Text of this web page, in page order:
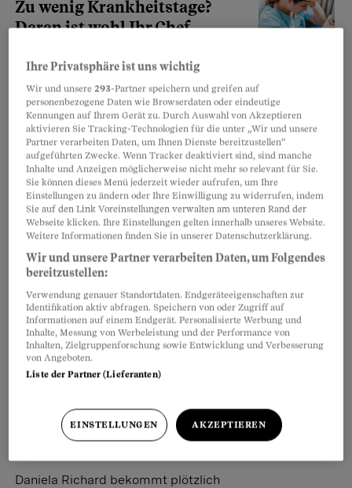
Zu wenig Krankheits­tage?
Daran ist wohl Ihr Chef
Wer krank ist, sollte zu Hause bleiben
und sich auskurieren. Eine neue Studie zeigt nun:
Schlechte Führungskultur verhindert das.
Daniel Faulhaber
Beobachter löst den Fall
Chef darf Lohn nicht einfach
so einbehalten
Wegen eines verlorenen Schlüssels hält
die Chefin einer Leserin ihren Lohn ein.
Dank der Hilfe des Beobachters wird er doch
ausgezahlt.
Katharina Siegrist
Der Lohn bleibt aus – für die
Angestellte beginnt ein
Daniela Richard bekommt plötzlich
Ihre Privatsphäre ist uns wichtig
Wir und unsere293-Partner speichern und greifen auf
personenbezogene Daten wie Browserdaten oder eindeutige
Kennungen auf Ihrem Gerät zu. Durch Auswahl von Akzeptieren
aktivieren Sie Tracking-Technologien für die unter „Wir und unsere
Partner verarbeiten Daten, um Ihnen Dienste bereitzustellen“
aufgeführten Zwecke. Wenn Tracker deaktiviert sind, sind manche
Inhalte und Anzeigen möglicherweise nicht mehr so relevant für Sie.
Sie können dieses Menü jederzeit wieder aufrufen, um Ihre
Einstellungen zu ändern oder Ihre Einwilligung zu widerrufen, indem
Sie auf den Link Voreinstellungen verwalten am unteren Rand der
Webseite klicken. Ihre Einstellungen gelten innerhalb unseres Website.
Weitere Informationen finden Sie in unserer Datenschutzerklärung.
Wir und unsere Partner verarbeiten Daten, um Folgendes
bereitzustellen:
Verwendung genauer Standortdaten. Endgeräteeigenschaften zur
Identifikation aktiv abfragen. Speichern von oder Zugriff auf
Informationen auf einem Endgerät. Personalisierte Werbung und
Inhalte, Messung von Werbeleistung und der Performance von
Inhalten, Zielgruppenforschung sowie Entwicklung und Verbesserung
von Angeboten.
Liste der Partner (Lieferanten)
EINSTELLUNGEN AKZEPTIEREN